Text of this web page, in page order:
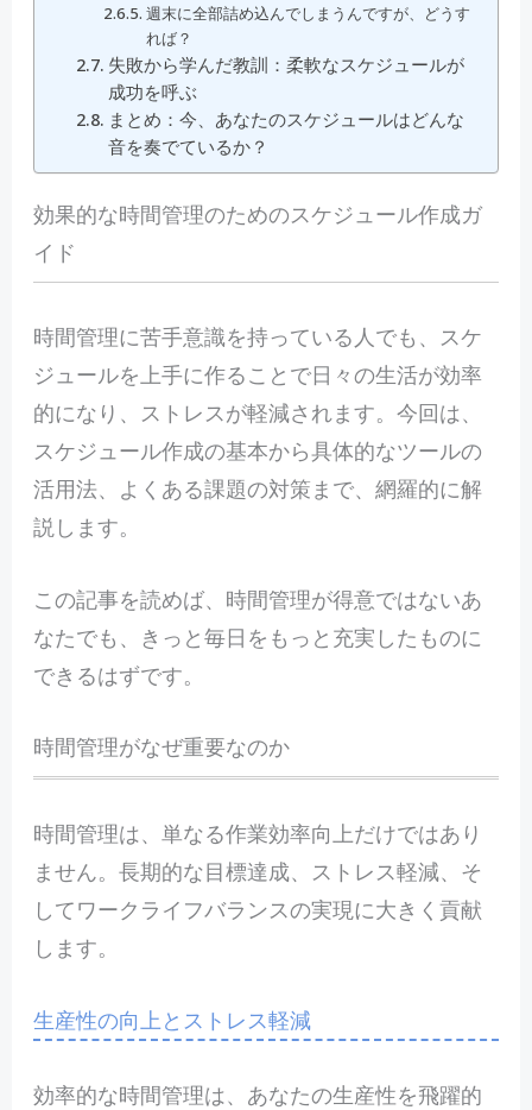
週末に全部詰め込んでしまうんですが、どうす
れば？
失敗から学んだ教訓：柔軟なスケジュールが
成功を呼ぶ
まとめ：今、あなたのスケジュールはどんな
音を奏でているか？
効果的な時間管理のためのスケジュール作成ガ
イド
時間管理に苦手意識を持っている人でも、スケ
ジュールを上手に作ることで日々の生活が効率
的になり、ストレスが軽減されます。今回は、
スケジュール作成の基本から具体的なツールの
活用法、よくある課題の対策まで、網羅的に解
説します。
この記事を読めば、時間管理が得意ではないあ
なたでも、きっと毎日をもっと充実したものに
できるはずです。
時間管理がなぜ重要なのか
時間管理は、単なる作業効率向上だけではあり
ません。長期的な目標達成、ストレス軽減、そ
してワークライフバランスの実現に大きく貢献
します。
生産性の向上とストレス軽減
効率的な時間管理は、あなたの生産性を飛躍的